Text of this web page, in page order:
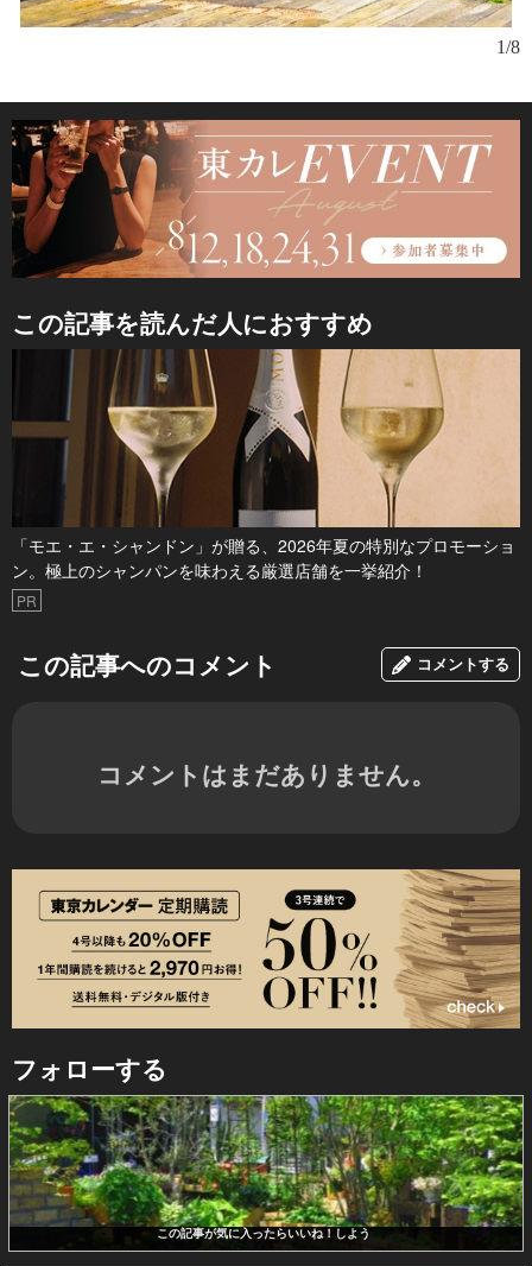
「
1/8
この記事を読んだ人におすすめ
「モエ・エ・シャンドン」が贈る、2026年夏の特別なプロモーショ
ン。極上のシャンパンを味わえる厳選店舗を一挙紹介！
PR
この記事へのコメント コメントする
コメントはまだありません。
フォローする
この記事が気に入ったらいいね！しよう